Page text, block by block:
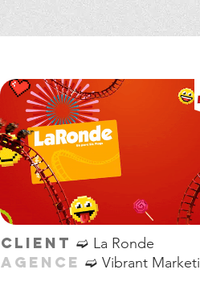
CLIENT ➫ La Ronde
AGENCE ➫ Vibrant